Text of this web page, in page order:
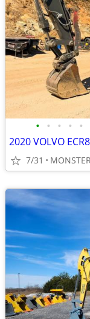
• • • • •
7/31